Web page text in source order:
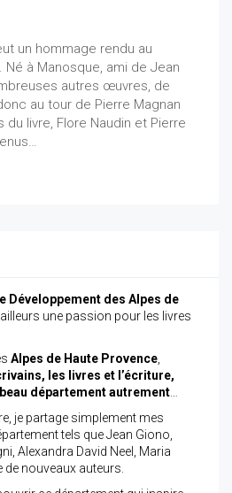
un hommage rendu au
à Manosque, ami de Jean
autres œuvres, de
au tour de Pierre Magnan
livre, Flore Naudin et Pierre
Développement des Alpes de
ailleurs une passion pour les livres
Alpes de Haute Provence
les livres et l’écriture,
département autrement
je partage simplement mes
tels que Jean Giono,
Alexandra David Neel, Maria
de nouveaux auteurs.